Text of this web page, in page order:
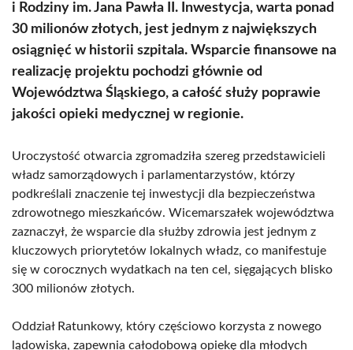
i Rodziny im. Jana Pawła II. Inwestycja, warta ponad
30 milionów złotych, jest jednym z największych
osiągnięć w historii szpitala. Wsparcie finansowe na
realizację projektu pochodzi głównie od
Województwa Śląskiego, a całość służy poprawie
jakości opieki medycznej w regionie.
Uroczystość otwarcia zgromadziła szereg przedstawicieli
władz samorządowych i parlamentarzystów, którzy
podkreślali znaczenie tej inwestycji dla bezpieczeństwa
zdrowotnego mieszkańców. Wicemarszałek województwa
zaznaczył, że wsparcie dla służby zdrowia jest jednym z
kluczowych priorytetów lokalnych władz, co manifestuje
się w corocznych wydatkach na ten cel, sięgających blisko
300 milionów złotych.
Oddział Ratunkowy, który częściowo korzysta z nowego
lądowiska, zapewnia całodobową opiekę dla młodych